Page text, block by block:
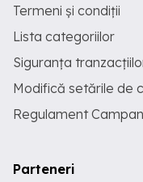
Termeni și condiții
Lista categoriilor
Siguranța
Modifică setările de
Regulament
Parteneri